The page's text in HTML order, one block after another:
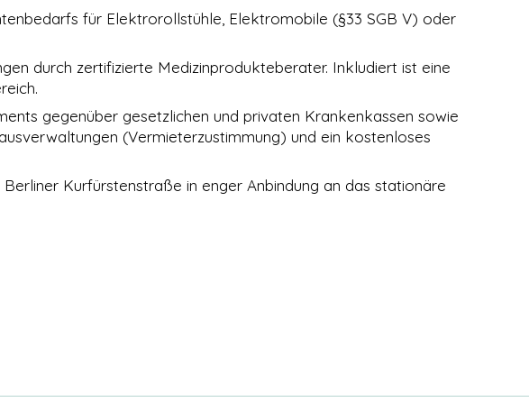
für Elektrorollstühle, Elektromobile (§33 SGB V) oder
durch zertifizierte Medizinprodukteberater. Inkludiert ist eine
gegenüber gesetzlichen und privaten Krankenkassen sowie
(Vermieterzustimmung) und ein kostenloses
Kurfürstenstraße in enger Anbindung an das stationäre